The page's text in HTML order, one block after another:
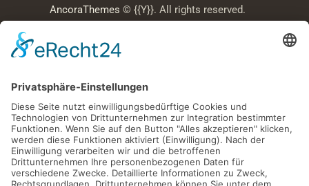
AncoraThemes © {{Y}}. All rights reserved.